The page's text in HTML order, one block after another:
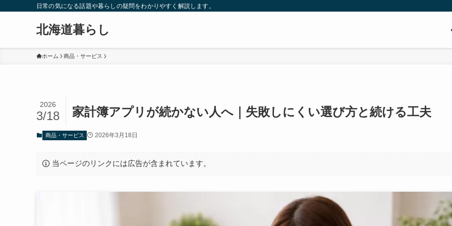
日常の気になる話題や暮らしの疑問をわかりやすく解説します。
北海道暮らし
ホーム 商品・サービス
家計簿アプリが続かない人へ｜失敗しにくい選び方と続ける工夫
2026
3/18
商品・サービス 2026年3月18日
当ページのリンクには広告が含まれています。